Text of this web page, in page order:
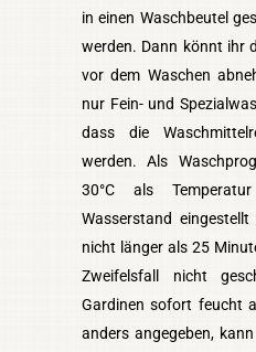
in einen Waschbeutel
werden. Dann könnt ihr
vor dem Waschen
nur Fein- und
dass die
werden. Als
30°C als
Wasserstand
nicht länger als 25
Zweifelsfall nicht
Gardinen sofort feucht
anders angegeben,